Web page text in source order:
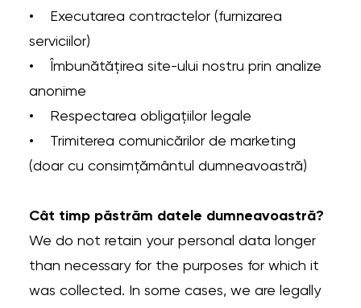
• Executarea contractelor (furnizarea
serviciilor)
• Îmbunătățirea site-ului nostru prin analize
anonime
• Respectarea obligațiilor legale
• Trimiterea comunicărilor de marketing
(doar cu consimțământul dumneavoastră)
Cât timp păstrăm datele dumneavoastră?
We do not retain your personal data longer
than necessary for the purposes for which it
was collected. In some cases, we are legally